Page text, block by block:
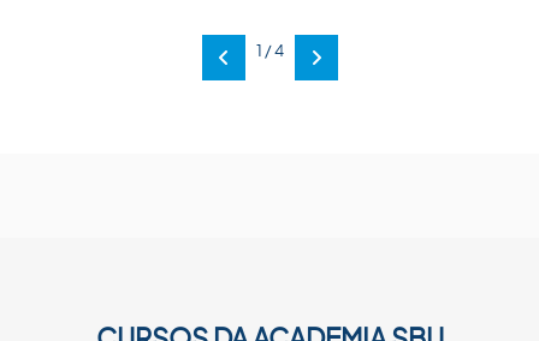
Anterior
1 / 4
Próxima